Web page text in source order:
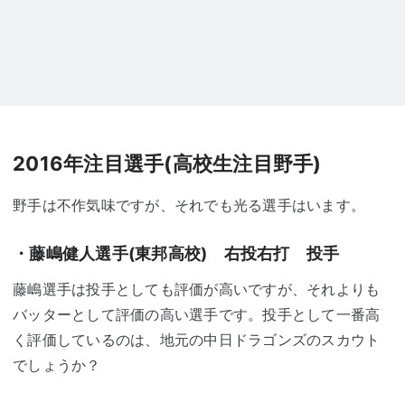
2016年注目選手(高校生注目野手)
野手は不作気味ですが、それでも光る選手はいます。
・藤嶋健人選手(東邦高校) 右投右打 投手
藤嶋選手は投手としても評価が高いですが、それよりも
バッターとして評価の高い選手です。投手として一番高
く評価しているのは、地元の中日ドラゴンズのスカウト
でしょうか？